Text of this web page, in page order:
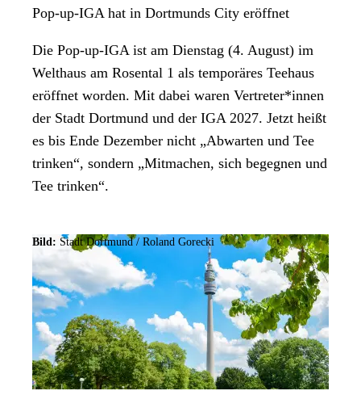
Pop-up-IGA hat in Dortmunds City eröffnet
Die Pop-up-IGA ist am Dienstag (4. August) im
Welthaus am Rosental 1 als temporäres Teehaus
eröffnet worden. Mit dabei waren Vertreter*innen
der Stadt Dortmund und der IGA 2027. Jetzt heißt
es bis Ende Dezember nicht „Abwarten und Tee
trinken“, sondern „Mitmachen, sich begegnen und
Tee trinken“.
Bild: Stadt Dortmund / Roland Gorecki